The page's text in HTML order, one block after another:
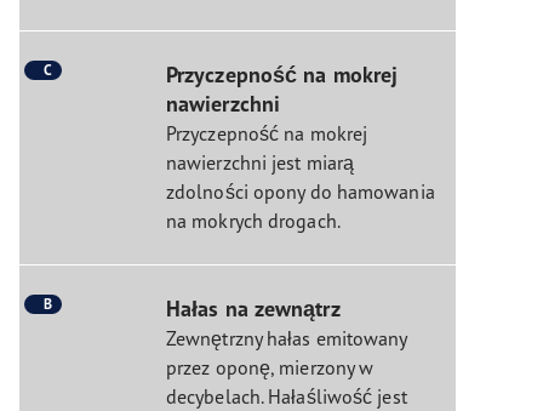
C
Przyczepność na mokrej
nawierzchni
Przyczepność na mokrej
nawierzchni jest miarą
zdolności opony do hamowania
na mokrych drogach.
B Hałas na zewnątrz
Zewnętrzny hałas emitowany
przez oponę, mierzony w
decybelach. Hałaśliwość jest